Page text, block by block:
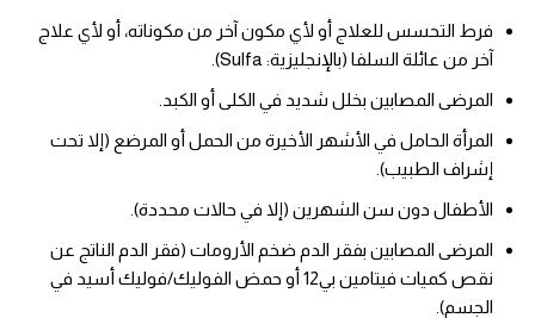
فرط التحسس للعلاج أو لأي مكون آخر من مكوناته، أو لأي علاج
آخر من عائلة السلفا (بالإنجليزية: Sulfa).
المرضى المصابين بخلل شديد في الكلى أو الكبد.
المرأة الحامل في الأشهر الأخيرة من الحمل أو المرضع (إلا تحت
إشراف الطبيب).
الأطفال دون سن الشهرين (إلا في حالات محددة).
المرضى المصابين بفقر الدم ضخم الأرومات (فقر الدم الناتج عن
نقص كميات فيتامين بي12 أو حمض الفوليك/فوليك أسيد في
الجسم).